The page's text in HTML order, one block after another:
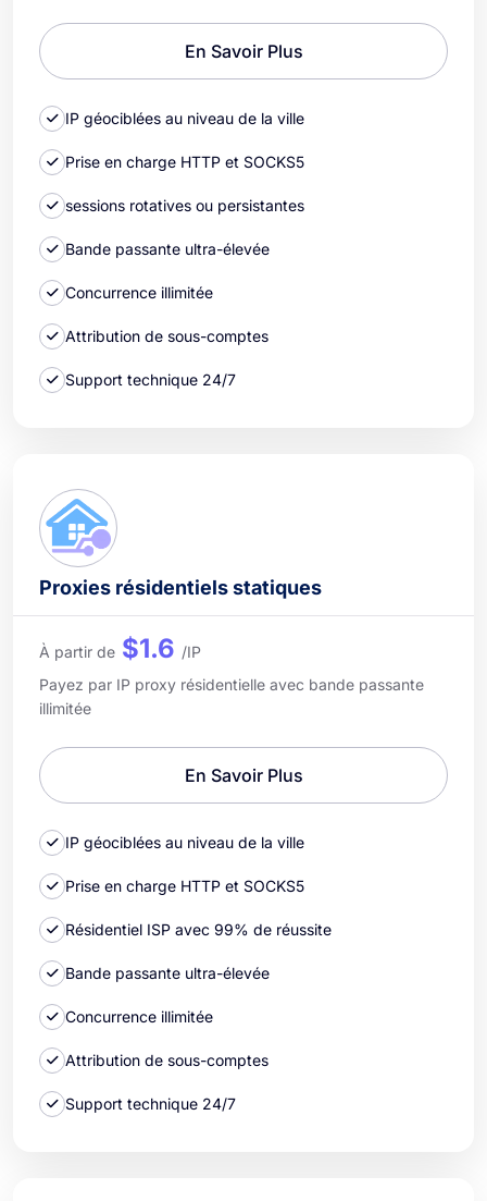
En Savoir Plus
IP géociblées au niveau de la ville
Prise en charge HTTP et SOCKS5
sessions rotatives ou persistantes
Bande passante ultra-élevée
Concurrence illimitée
Attribution de sous-comptes
Support technique 24/7
Proxies résidentiels statiques
À partir de $1.6 /IP
Payez par IP proxy résidentielle avec bande passante
illimitée
En Savoir Plus
IP géociblées au niveau de la ville
Prise en charge HTTP et SOCKS5
Résidentiel ISP avec 99% de réussite
Bande passante ultra-élevée
Concurrence illimitée
Attribution de sous-comptes
Support technique 24/7